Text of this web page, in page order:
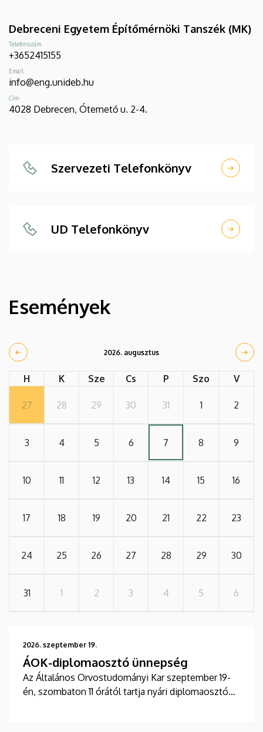
Debreceni Egyetem Építőmérnöki Tanszék (MK)
Telefonszám
+3652415155
Email
info@eng.unideb.hu
Cím
4028 Debrecen, Ótemető u. 2-4.
Szervezeti Telefonkönyv
UD Telefonkönyv
Események
2026. augusztus
H K Sze Cs P Szo V
27 28 29 30 31 1 2
3 4 5 6 7 8 9
10 11 12 13 14 15 16
17 18 19 20 21 22 23
24 25 26 27 28 29 30
31 1 2 3 4 5 6
2026. szeptember 19.
ÁOK-diplomaosztó ünnepség
Az Általános Orvostudományi Kar szeptember 19-
én, szombaton 11 órától tartja nyári diplomaosztó